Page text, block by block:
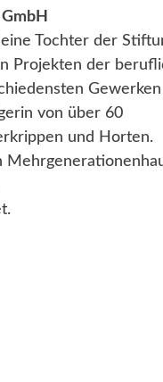
Tochter der
Projekten der
von über 60
und Horten.